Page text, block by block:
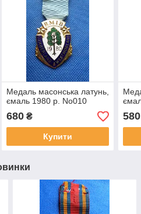
Медаль масонська латунь,
ємаль 1980 р. No010
680₴
Купити
580